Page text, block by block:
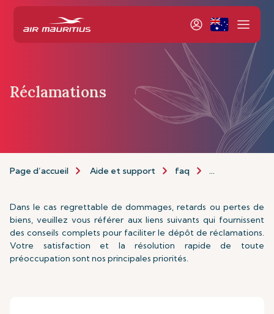
Réclamations
Page d’accueil Aide et support faq Réclamations
Dans le cas regrettable de dommages, retards ou pertes de
biens, veuillez vous référer aux liens suivants qui fournissent
des conseils complets pour faciliter le dépôt de réclamations.
Votre satisfaction et la résolution rapide de toute
préoccupation sont nos principales priorités.